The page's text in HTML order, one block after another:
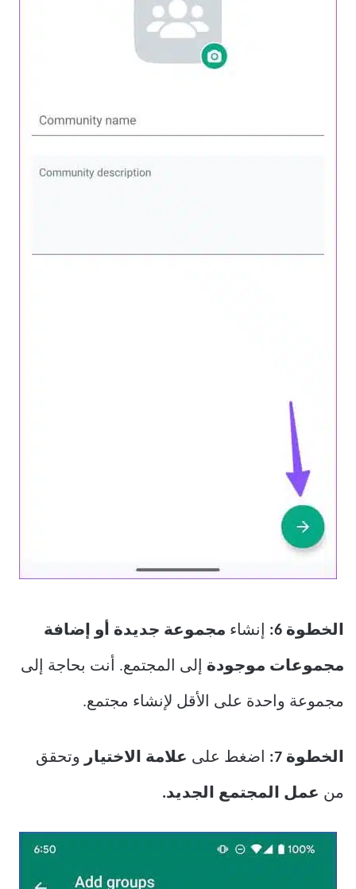
الخطوة 6: إنشاء مجموعة جديدة أو إضافة
مجموعات موجودة إلى المجتمع. أنت بحاجة إلى
مجموعة واحدة على الأقل لإنشاء مجتمع.
الخطوة 7: اضغط على علامة الاختيار وتحقق
من عمل المجتمع الجديد.